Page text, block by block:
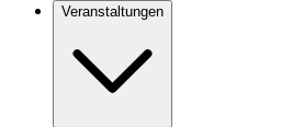
Veranstaltungen